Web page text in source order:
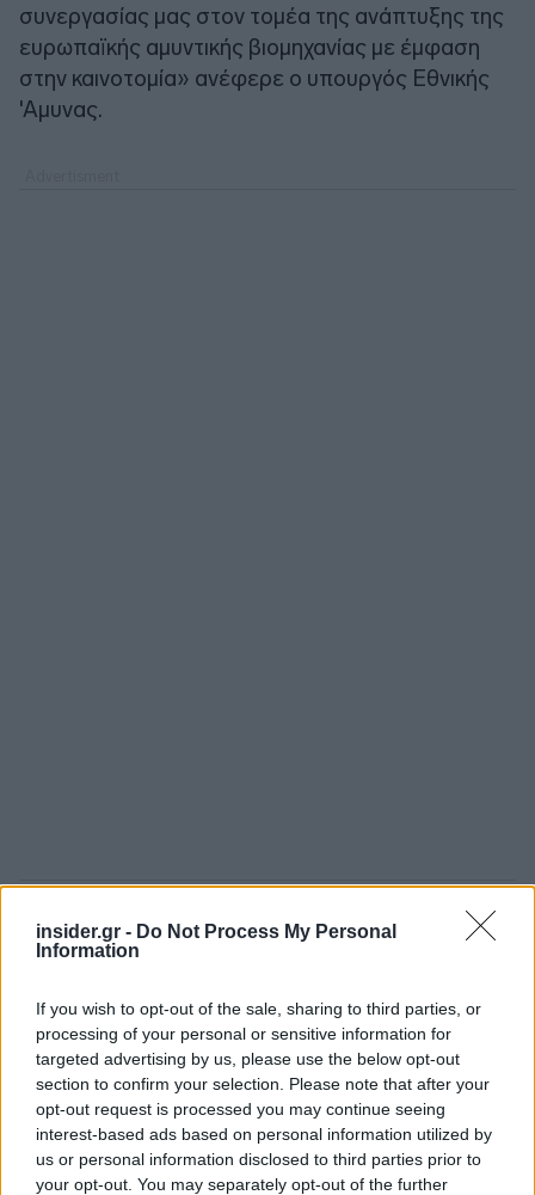
insider.gr - Do Not Process My Personal
Information
If you wish to opt-out of the sale, sharing to third parties, or
processing of your personal or sensitive information for
targeted advertising by us, please use the below opt-out
section to confirm your selection. Please note that after your
opt-out request is processed you may continue seeing
interest-based ads based on personal information utilized by
us or personal information disclosed to third parties prior to
your opt-out. You may separately opt-out of the further
συνεργασίας μας στον τομέα της ανάπτυξης της
ευρωπαϊκής αμυντικής βιομηχανίας με έμφαση
στην καινοτομία» ανέφερε ο υπουργός Εθνικής
'Αμυνας.
Πηγή: ΑΠΕ-ΜΠΕ
Ακολουθήστε το insider.gr στο Google News και μάθετε
πρώτοι όλες τιςειδήσειςαπό την Ελλάδα και τον κόσμο.